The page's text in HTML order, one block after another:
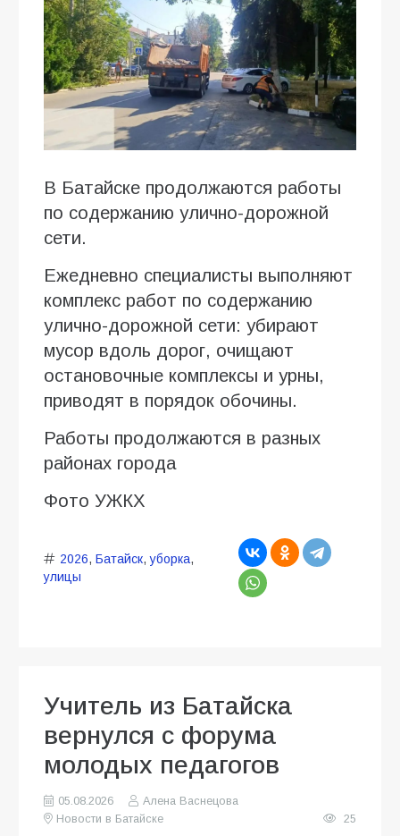
В Батайске продолжаются работы
по содержанию улично-дорожной
сети.
Ежедневно специалисты выполняют
комплекс работ по содержанию
улично-дорожной сети: убирают
мусор вдоль дорог, очищают
остановочные комплексы и урны,
приводят в порядок обочины.
Работы продолжаются в разных
районах города
Фото УЖКХ
2026, Батайск,уборка,
улицы
Учитель из Батайска
вернулся с форума
молодых педагогов
05.08.2026
Алена Васнецова
Новости в Батайске
25